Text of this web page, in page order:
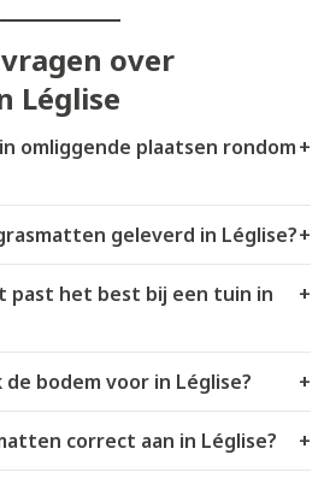
over
Léglise
omliggende plaatsen rondom+
geleverd in Léglise?+
past het best bij een tuin in
+
bodem voor in Léglise? +
correct aan in Léglise? +